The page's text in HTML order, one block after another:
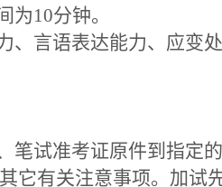
10分钟。
、言语表达能力、应变
笔试准考证原件到指定
它有关注意事项。加试